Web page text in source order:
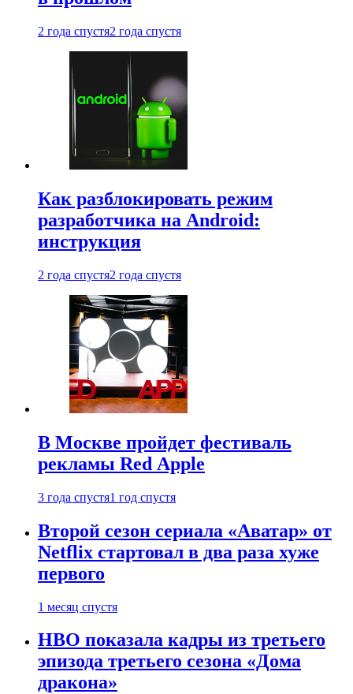
2 года спустя2 года спустя
Как разблокировать режим
разработчика на Android:
инструкция
2 года спустя2 года спустя
В Москве пройдет фестиваль
рекламы Red Apple
3 года спустя1 год спустя
Второй сезон сериала «Аватар» от
Netflix стартовал в два раза хуже
первого
1 месяц спустя
HBO показала кадры из третьего
эпизода третьего сезона «Дома
дракона»